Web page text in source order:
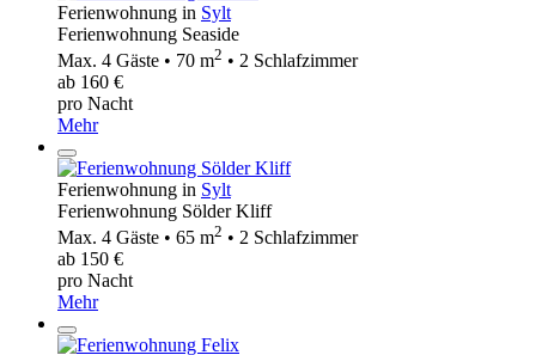
Ferienwohnung in Sylt
Ferienwohnung Seaside
Max. 4 Gäste • 70 m2 • 2 Schlafzimmer
ab 160 €
pro Nacht
Mehr
Ferienwohnung in Sylt
Ferienwohnung Sölder Kliff
Max. 4 Gäste • 65 m2 • 2 Schlafzimmer
ab 150 €
pro Nacht
Mehr